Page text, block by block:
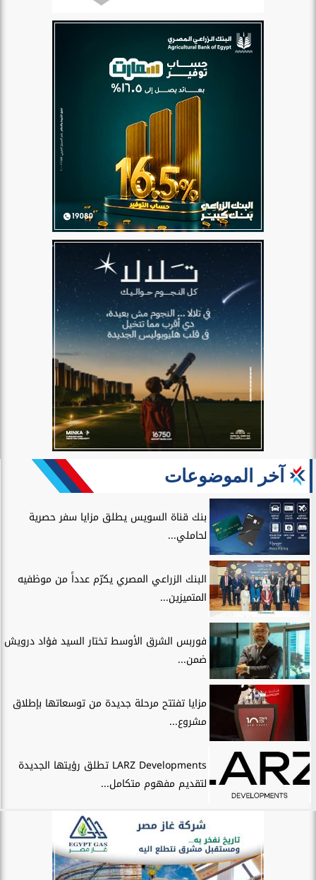
آخر الموضوعات
بنك قناة السويس يطلق مزايا سفر حصرية
لحاملي...
البنك الزراعي المصري يكرّم عدداً من موظفيه
المتميزين...
فوربس الشرق الأوسط تختار السيد فؤاد درويش
ضمن...
مزايا تفتتح مرحلة جديدة من توسعاتها بإطلاق
مشروع...
LARZ Developments تطلق رؤيتها الجديدة
لتقديم مفهوم متكامل...